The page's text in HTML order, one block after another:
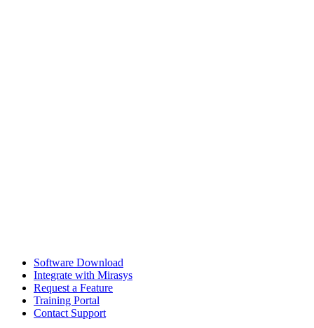
Software Download
Integrate with Mirasys
Request a Feature
Training Portal
Contact Support